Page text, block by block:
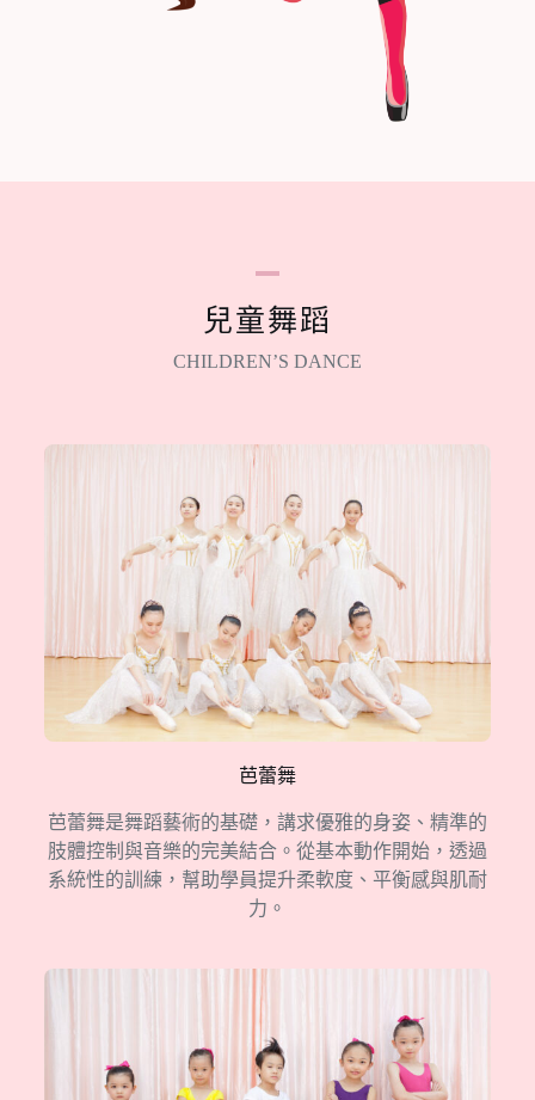
兒童舞蹈
CHILDREN’S DANCE
芭蕾舞
芭蕾舞是舞蹈藝術的基礎，講求優雅的身姿、精準的
肢體控制與音樂的完美結合。從基本動作開始，透過
系統性的訓練，幫助學員提升柔軟度、平衡感與肌耐
力。